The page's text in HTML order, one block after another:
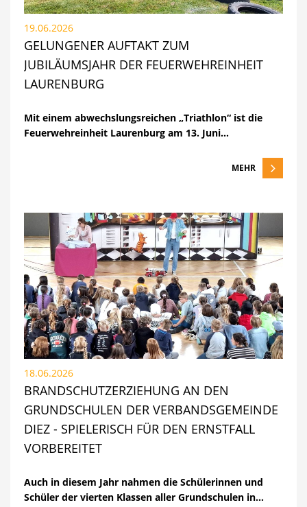
19.06.2026
GELUNGENER AUFTAKT ZUM
JUBILÄUMSJAHR DER FEUERWEHREINHEIT
LAURENBURG
Mit einem abwechslungsreichen „Triathlon“ ist die
Feuerwehreinheit Laurenburg am 13. Juni…
MEHR
18.06.2026
BRANDSCHUTZERZIEHUNG AN DEN
GRUNDSCHULEN DER VERBANDSGEMEINDE
DIEZ - SPIELERISCH FÜR DEN ERNSTFALL
VORBEREITET
Auch in diesem Jahr nahmen die Schülerinnen und
Schüler der vierten Klassen aller Grundschulen in…